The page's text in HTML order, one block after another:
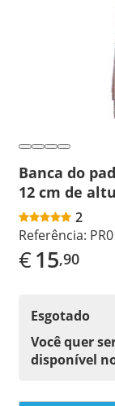
Banca do
12 cm de
2
Referência:
€15,90
Esgotado
Você quer
disponível